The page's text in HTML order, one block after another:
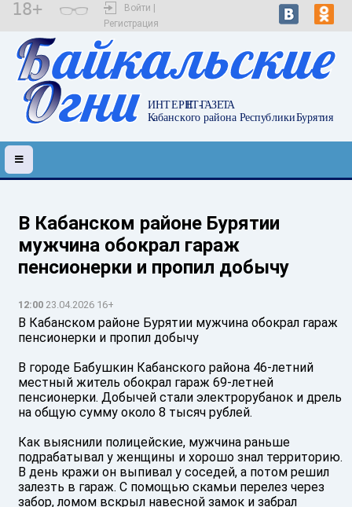
18+
Войти |
Регистрация
В Кабанском районе Бурятии
мужчина обокрал гараж
пенсионерки и пропил добычу
12:00 23.04.2026 16+
В Кабанском районе Бурятии мужчина обокрал гараж
пенсионерки и пропил добычу
В городе Бабушкин Кабанского района 46-летний
местный житель обокрал гараж 69-летней
пенсионерки. Добычей стали электрорубанок и дрель
на общую сумму около 8 тысяч рублей.
Как выяснили полицейские, мужчина раньше
подрабатывал у женщины и хорошо знал территорию.
В день кражи он выпивал у соседей, а потом решил
залезть в гараж. С помощью скамьи перелез через
забор, ломом вскрыл навесной замок и забрал